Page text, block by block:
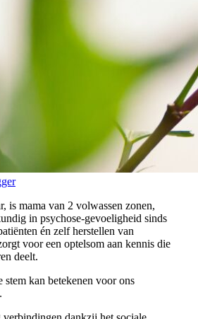
is mama van 2 volwassen zonen,
in psychose-gevoeligheid sinds
én zelf herstellen van
voor een optelsom aan kennis die
deelt.
kan betekenen voor ons